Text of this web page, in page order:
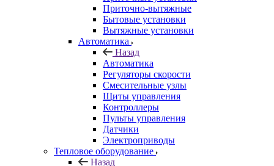
Приточно-вытяжные
Бытовые установки
Вытяжные установки
Автоматика
Назад
Автоматика
Регуляторы скорости
Смесительные узлы
Щиты управления
Контроллеры
Пульты управления
Датчики
Электроприводы
Тепловое оборудование
Назад